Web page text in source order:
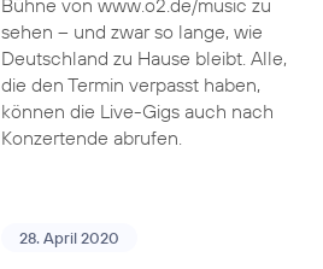
Bühne von www.o2.de/music zu
sehen – und zwar so lange, wie
Deutschland zu Hause bleibt. Alle,
die den Termin verpasst haben,
können die Live-Gigs auch nach
Konzertende abrufen.
28. April 2020